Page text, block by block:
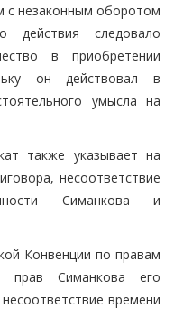
с незаконным оборотом
действия следовало
в приобретении
он действовал в
умысла на
также указывает на
несоответствие
Симанкова и
Конвенции по правам
прав Симанкова его
времени